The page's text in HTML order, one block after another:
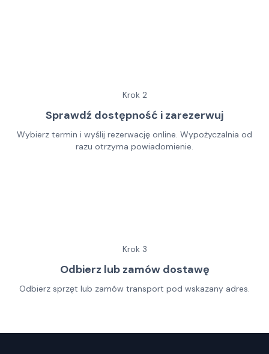
Krok 2
Sprawdź dostępność i zarezerwuj
Wybierz termin i wyślij rezerwację online. Wypożyczalnia od
razu otrzyma powiadomienie.
Krok 3
Odbierz lub zamów dostawę
Odbierz sprzęt lub zamów transport pod wskazany adres.